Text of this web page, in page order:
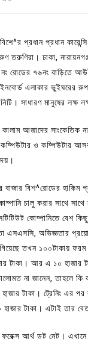
প্রধান প্রধান
ঢাকা,
রোডের ৭৬নং বাড়িতে
এলাকার ভুইঘরের
সাধারণ মানুষের লক্ষ
আজাদের
কম্পিউটার ও কম্পিউটার
বাজার বিশ^রোডের
চালু করার সাথে সাথে
কোম্পানিতে বেশ
এসএসসি, অভিজ্ঞতার
তখন ১০০টাকায়
টাকা। আর এ ১০ হাজার
না জানেন, তাহলে
টাকা। ট্রেনিং এর
হাজার টাকা। এটাই
আর্থ ডট নেট। এখানে